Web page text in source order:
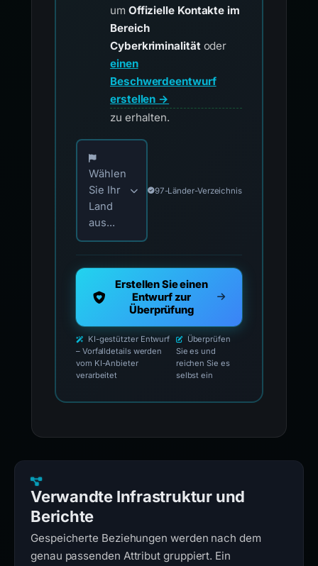
um Offizielle Kontakte im
Bereich
Cyberkriminalitätoder
einen
Beschwerdeentwurf
erstellen →
zu erhalten.
Wählen Sie Ihr Land für offizielle
Wählen
Sie Ihr
Land
aus...
97-Länder-Verzeichnis
Erstellen Sie einen
Entwurf zur
Überprüfung
KI-gestützter Entwurf
– Vorfalldetails werden
vom KI-Anbieter
verarbeitet
Überprüfen
Sie es und
reichen Sie es
selbst ein
Verwandte Infrastruktur und
Berichte
Gespeicherte Beziehungen werden nach dem
genau passenden Attribut gruppiert. Ein